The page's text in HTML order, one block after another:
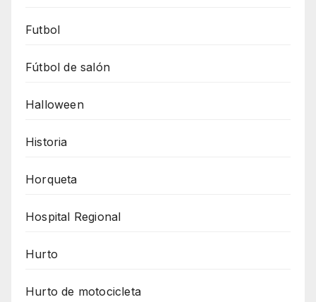
Futbol
Fútbol de salón
Halloween
Historia
Horqueta
Hospital Regional
Hurto
Hurto de motocicleta